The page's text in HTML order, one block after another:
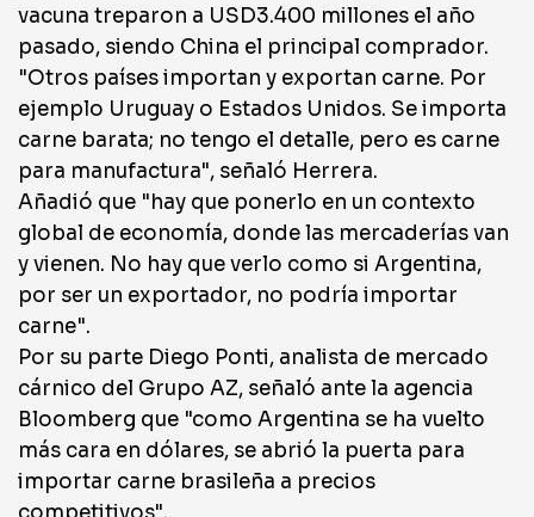
vacuna treparon a USD3.400 millones el año
pasado, siendo China el principal comprador.
"Otros países importan y exportan carne. Por
ejemplo Uruguay o Estados Unidos. Se importa
carne barata; no tengo el detalle, pero es carne
para manufactura", señaló Herrera.
Añadió que "hay que ponerlo en un contexto
global de economía, donde las mercaderías van
y vienen. No hay que verlo como si Argentina,
por ser un exportador, no podría importar
carne".
Por su parte Diego Ponti, analista de mercado
cárnico del Grupo AZ, señaló ante la agencia
Bloomberg que "como Argentina se ha vuelto
más cara en dólares, se abrió la puerta para
importar carne brasileña a precios